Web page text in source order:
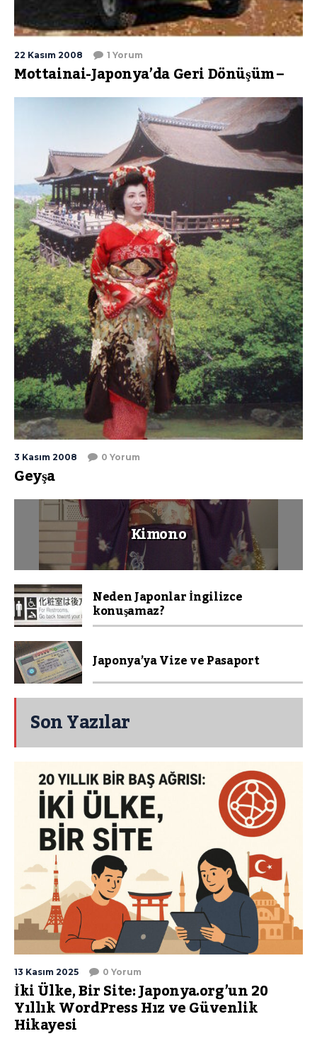
22 Kasım 2008 1 Yorum
Mottainai-Japonya’da Geri Dönüşüm –
3 Kasım 2008 0 Yorum
Geyşa
Kimono
Neden Japonlar İngilizce
konuşamaz?
Japonya’ya Vize ve Pasaport
Son Yazılar
13 Kasım 2025 0 Yorum
İki Ülke, Bir Site: Japonya.org’un 20
Yıllık WordPress Hız ve Güvenlik
Hikayesi